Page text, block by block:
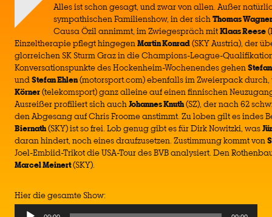
Alles ist schon gesagt, und zwar von allen. Außer
sympathischen Familienshow, in der sichThomas Wagner
Causa Özil annimmt, im Zwiegespräch mitKlaas Reese
Einzeltherapie pflegt hingegenMartin Konrad(SKY Austria), der
glorreichen SK Sturm Graz in die Champions-League-
Konversationspunkte des Hockenheim-Wochenendes gehen
undStefan Ehlen(motorsport.com) ebenfalls im Zweierpack
Körner(telekomsport) ganz alleine auf einen finnischen
Ausreißer profiliert sich auchJohannes Knuth(SZ), der nach 62
den Abgesang auf Chris Froome anstimmt. Zu loben gilt es indes
Biernath(SKY) ist so frei. Lob genug gibt es für Dirk Nowitzki, was
daran hindert, noch eines draufzusetzen. Zustimmung kommt von
Joel-Embiid-Trikot die USA-Tour des BVB analysiert. Den
Marcel Meinert(SKY).
Hier die gesamte Show: